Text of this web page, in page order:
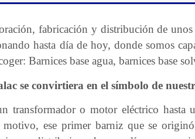
fabricación y distribución de
hasta día de hoy, donde somos
Barnices base agua, barnices base
se convirtiera en el símbolo de
transformador o motor eléctrico hasta
motivo, ese primer barniz que se